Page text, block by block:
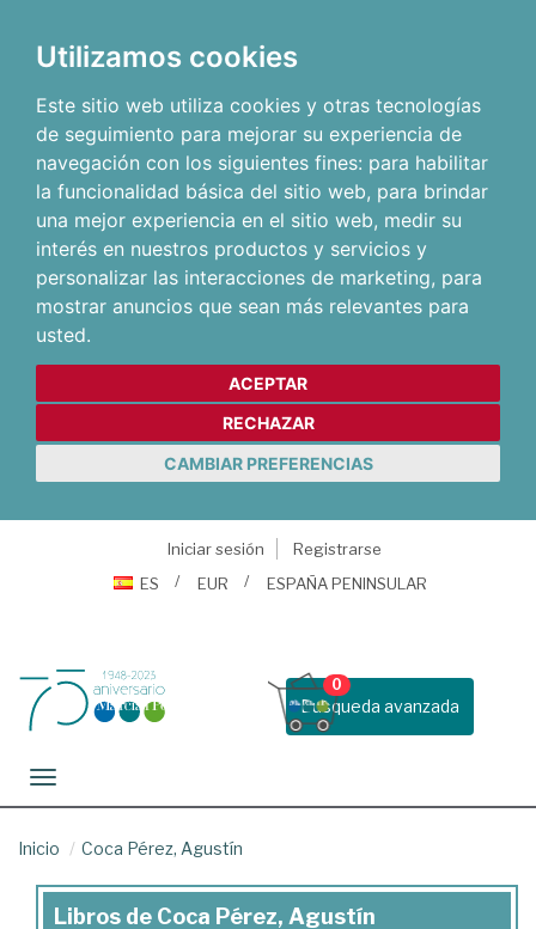
Utilizamos cookies
Este sitio web utiliza cookies y otras tecnologías
de seguimiento para mejorar su experiencia de
navegación con los siguientes fines: para habilitar
la funcionalidad básica del sitio web, para brindar
una mejor experiencia en el sitio web, medir su
interés en nuestros productos y servicios y
personalizar las interacciones de marketing, para
mostrar anuncios que sean más relevantes para
usted.
ACEPTAR
RECHAZAR
CAMBIAR PREFERENCIAS
Iniciar sesión
Registrarse
ES
EUR ESPAÑA PENINSULAR
Busqueda avanzada
0
Toggle navigation
Inicio Coca Pérez, Agustín
Libros de Coca Pérez, Agustín